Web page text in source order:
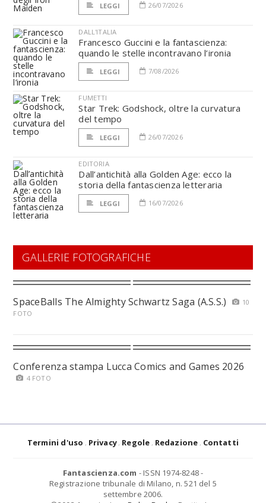
LEGGI 26/07/2026
DALL'ITALIA
Francesco Guccini e la fantascienza:
quando le stelle incontravano l’ironia
LEGGI 7/08/2026
FUMETTI
Star Trek: Godshock, oltre la curvatura
del tempo
LEGGI 26/07/2026
EDITORIA
Dall’antichità alla Golden Age: ecco la
storia della fantascienza letteraria
LEGGI 16/07/2026
GALLERIE FOTOGRAFICHE
SpaceBalls The Almighty Schwartz Saga (A.S.S.)
10
FOTO
Conferenza stampa Lucca Comics and Games 2026
4 FOTO
Termini d'uso Privacy Regole Redazione Contatti
Fantascienza.com - ISSN 1974-8248 -
Registrazione tribunale di Milano, n. 521 del 5
settembre 2006.